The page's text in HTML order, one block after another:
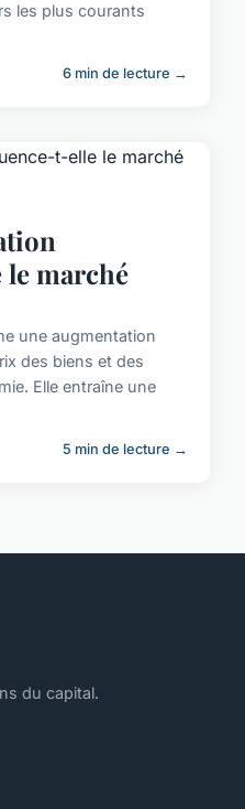
les plus courants
6 min de lecture →
marché
une augmentation
des biens et des
Elle entraîne une
5 min de lecture →
du capital.